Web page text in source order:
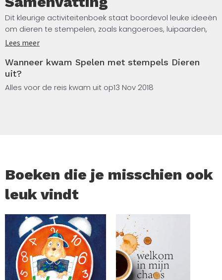
Dit kleurige activiteitenboek staat boordevol leuke ideeën
om dieren te stempelen, zoals kangoeroes, luipaarden,
giraffes, eekhoorns en egels. Het boek bevat zes kleurige
een cirkel, driehoek, vierkant en druppel. Er worden veel
tips en trucs gegeven en het boek is met een spiraal
gebonden dus het ligt altijd goed open.
Lees meer
Wanneer kwam Spelen met stempels Dieren
uit?
Alles voor de reis kwam uit op13 Nov 2018
Boeken die je misschien ook
leuk vindt